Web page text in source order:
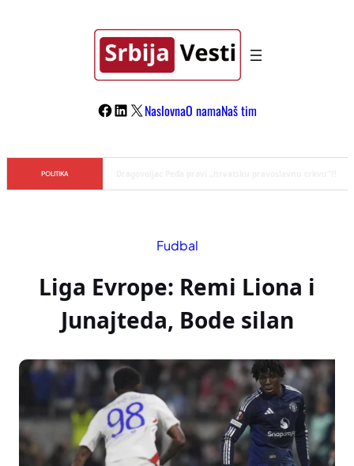
Facebook
LinkedIn
X NaslovnaO namaNaš tim
POLITIKA
Fudbal
Liga Evrope: Remi Liona i
Junajteda, Bode silan